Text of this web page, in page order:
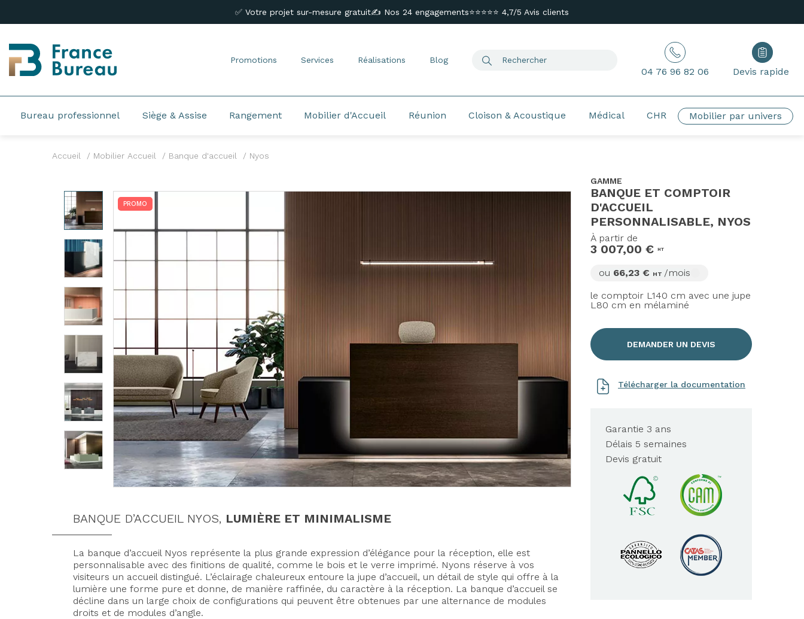
✅ Votre projet sur-mesure gratuit✍️ Nos 24 engagements⭐⭐⭐⭐⭐ 4,7/5 Avis clients
Promotions Services Réalisations Blog
04 76 96 82 06 Devis rapide
Bureau professionnel Siège & Assise Rangement Mobilier d'Accueil Réunion Cloison & Acoustique Médical CHR Mobilier par univers
Accueil Mobilier Accueil Banque d'accueil Nyos
PROMO
GAMME
BANQUE ET COMPTOIR
D'ACCUEIL
PERSONNALISABLE, NYOS
À partir de
3 007,00 € HT
ou 66,23 € HT /mois
le comptoir L140 cm avec une jupe
L80 cm en mélaminé
DEMANDER UN DEVIS
Télécharger la documentation
Garantie 3 ans
Délais 5 semaines
Devis gratuit
BANQUE D’ACCUEIL NYOS, LUMIÈRE ET MINIMALISME
La banque d’accueil Nyos représente la plus grande expression d’élégance pour la réception, elle est
personnalisable avec des finitions de qualité, comme le bois et le verre imprimé. Nyons réserve à vos
visiteurs un accueil distingué. L’éclairage chaleureux entoure la jupe d’accueil, un détail de style qui offre à la
lumière une forme pure et donne, de manière raffinée, du caractère à la réception. La banque d’accueil se
décline dans un large choix de configurations qui peuvent être obtenues par une alternance de modules
droits et de modules d’angle.